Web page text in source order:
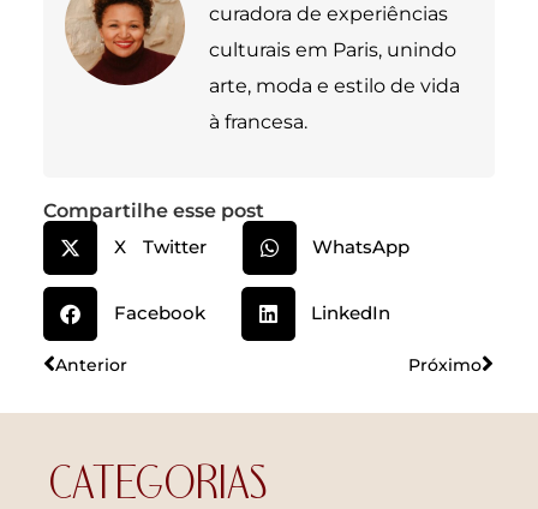
curadora de experiências
culturais em Paris, unindo
arte, moda e estilo de vida
à francesa.
Compartilhe esse post
X Twitter
WhatsApp
Facebook LinkedIn
Anterior Próximo
CATEGORIAS